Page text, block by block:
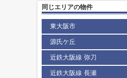
同じエリアの物件
東大阪市
源氏ケ丘
近鉄大阪線 弥刀
近鉄大阪線 長瀬